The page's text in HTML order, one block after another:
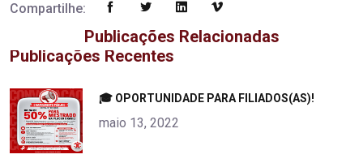
Compartilhe:
Publicações Relacionadas
Publicações Recentes
alt="product">
🎓 OPORTUNIDADE PARA FILIADOS(AS)!
maio 13, 2022